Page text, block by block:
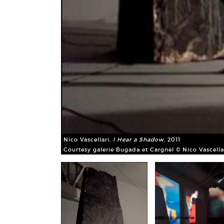
Nico Vascellari, I Hear a Shadow, 2011
Courtesy galerie Bugada et Cargnel © Nico